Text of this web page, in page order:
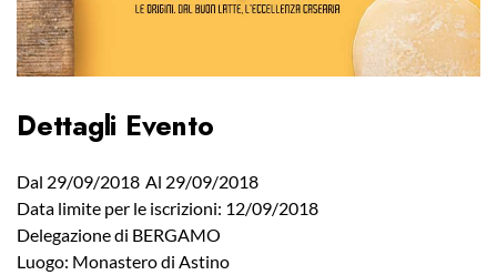
Dettagli Evento
Dal 29/09/2018 Al 29/09/2018
Data limite per le iscrizioni: 12/09/2018
Delegazione di BERGAMO
Luogo: Monastero di Astino